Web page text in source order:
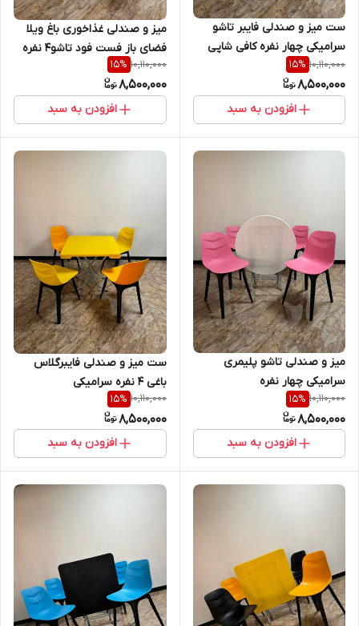
ست میز و صندلی فایبر تاشو
سرامیکی چهار نفره کافی شاپی
10,110,000
15%
8,500,000
افزودن به سبد
میز و صندلی غذاخوری باغ ویلا
فضای باز فست فود تاشو4 نفره
10,110,000
15%
8,500,000
افزودن به سبد
میز و صندلی تاشو پلیمری
سرامیکی چهار نفره
10,110,000
15%
8,500,000
افزودن به سبد
ست میز و صندلی فایبرگلاس
باغی 4 نفره سرامیکی
10,110,000
15%
8,500,000
افزودن به سبد